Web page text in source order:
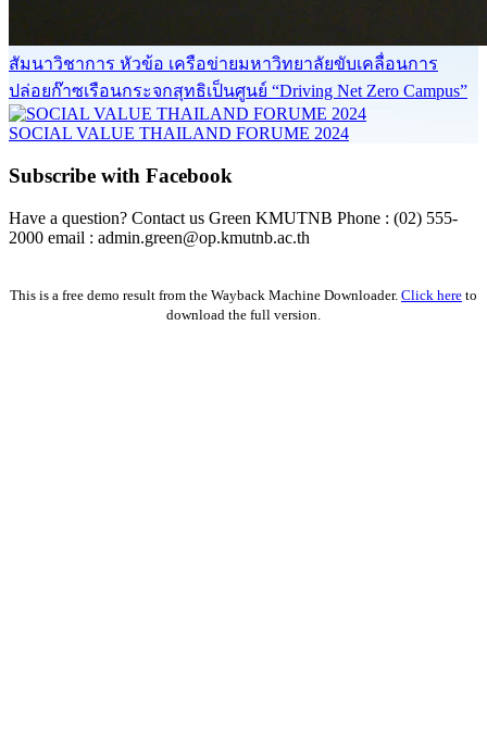
สัมนาวิชาการ หัวข้อ เครือข่ายมหาวิทยาลัยขับเคลื่อนการ
ปล่อยก๊าซเรือนกระจกสุทธิเป็นศูนย์ “Driving Net Zero Campus”
SOCIAL VALUE THAILAND FORUME 2024
Subscribe with Facebook
Have a question? Contact us Green KMUTNB Phone : (02) 555-
2000 email : admin.green@op.kmutnb.ac.th
This is a free demo result from the Wayback Machine Downloader. Click here to
download the full version.